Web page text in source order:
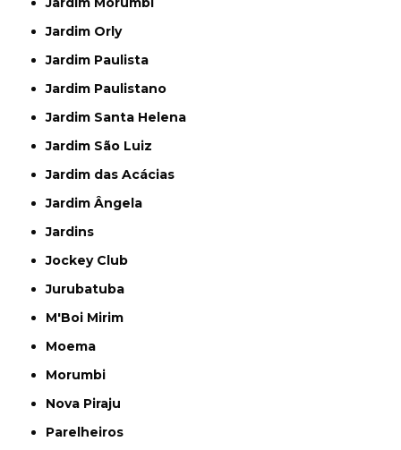
Jardim Orly
Jardim Paulista
Jardim Paulistano
Jardim Santa Helena
Jardim São Luiz
Jardim das Acácias
Jardim Ângela
Jardins
Jockey Club
Jurubatuba
M'Boi Mirim
Moema
Morumbi
Nova Piraju
Parelheiros